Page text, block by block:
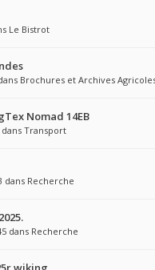
Le Bistrot
Brochures et Archives
Nomad 14EB
Transport
dans Recherche
dans Recherche